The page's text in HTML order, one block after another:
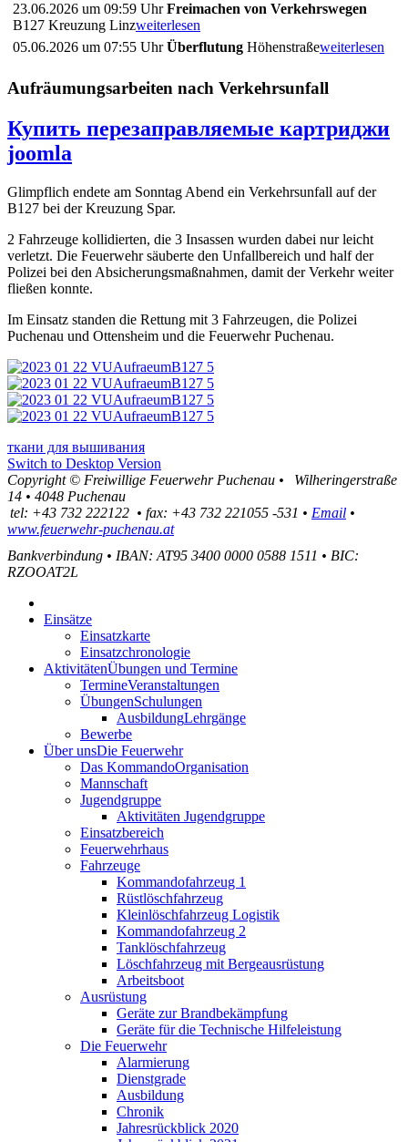
23.06.2026 um 09:59 UhrFreimachen von Verkehrswegen
B127 Kreuzung Linzweiterlesen
05.06.2026 um 07:55 UhrÜberflutung Höhenstraßeweiterlesen
Aufräumungsarbeiten nach Verkehrsunfall
Купить перезаправляемые картриджи
joomla
Glimpflich endete am Sonntag Abend ein Verkehrsunfall auf der
B127 bei der Kreuzung Spar.
2 Fahrzeuge kollidierten, die 3 Insassen wurden dabei nur leicht
verletzt. Die Feuerwehr säuberte den Unfallbereich und half der
Polizei bei den Absicherungsmaßnahmen, damit der Verkehr weiter
fließen konnte.
Im Einsatz standen die Rettung mit 3 Fahrzeugen, die Polizei
Puchenau und Ottensheim und die Feuerwehr Puchenau.
ткани для вышивания
Switch to Desktop Version
Copyright © Freiwillige Feuerwehr Puchenau •
Wilheringerstraße
14 • 4048 Puchenau
tel: +43 732 222122 • fax: +43 732 221055 -531 • Email •
www.feuerwehr-puchenau.at
Bankverbindung • IBAN: AT95 3400 0000 0588 1511 • BIC:
RZOOAT2L
Einsätze
Einsatzkarte
Einsatzchronologie
AktivitätenÜbungen und Termine
TermineVeranstaltungen
ÜbungenSchulungen
AusbildungLehrgänge
Bewerbe
Über unsDie Feuerwehr
Das KommandoOrganisation
Mannschaft
Jugendgruppe
Aktivitäten Jugendgruppe
Einsatzbereich
Feuerwehrhaus
Fahrzeuge
Kommandofahrzeug 1
Rüstlöschfahrzeug
Kleinlöschfahrzeug Logistik
Kommandofahrzeug 2
Tanklöschfahrzeug
Löschfahrzeug mit Bergeausrüstung
Arbeitsboot
Ausrüstung
Geräte zur Brandbekämpfung
Geräte für die Technische Hilfeleistung
Die Feuerwehr
Alarmierung
Dienstgrade
Ausbildung
Chronik
Jahresrückblick 2020